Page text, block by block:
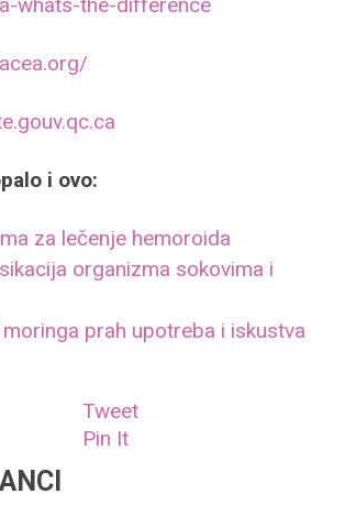
i ovo:
za lečenje hemoroida
organizma sokovima i
prah upotreba i iskustva
Tweet
Pin It